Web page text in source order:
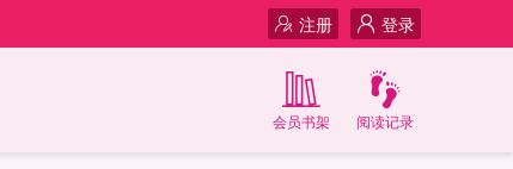
登录
注册
阅读记录
会员书架